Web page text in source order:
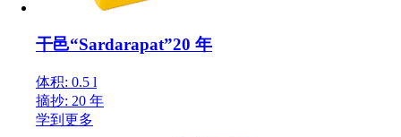
干邑“Sardarapat”20 年
体积: 0.5 l
摘抄: 20 年
学到更多